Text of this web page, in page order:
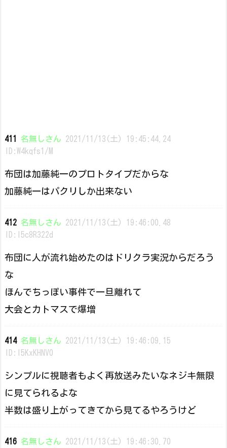
411 名無しさん 2021/11/13(土) 19:45:44.24
ID:W4kqfs1/M
布団は加藤純一のプロトタイプだからな
加藤純一はパクリしか出来ない
412 名無しさん 2021/11/13(土) 19:46:00.48
ID:I5c8R322d
布団に人が流れ始めたのはドリクラ実況からだろう
な
ほんでちっぽい事件で一旦離れて
大会とカトマスで爆増
414 名無しさん 2021/11/13(土) 19:46:09.15
ID:I5KxKHNV0
シンプルに視聴者もよく再放送みたいなネジキ無限
に見てられるよな
半数は盛り上がってきてから見てるやろうけど
416 名無しさん 2021/11/13(土) 19:46:30.70